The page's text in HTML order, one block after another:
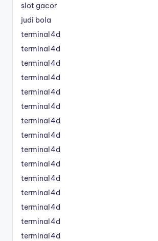
slot gacor
judi bola
terminal4d
terminal4d
terminal4d
terminal4d
terminal4d
terminal4d
terminal4d
terminal4d
terminal4d
terminal4d
terminal4d
terminal4d
terminal4d
terminal4d
terminal4d